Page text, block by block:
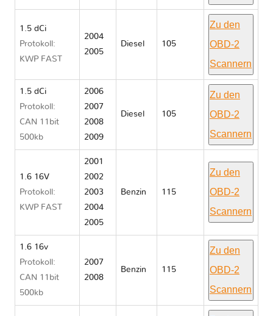
1.5 dCi
Protokoll:
KWP FAST
2004
2005
Diesel 105
Zu den
OBD-2
Scannern
1.5 dCi
Protokoll:
CAN 11bit
500kb
2006
2007
2008
2009
Diesel 105
Zu den
OBD-2
Scannern
1.6 16V
Protokoll:
KWP FAST
2001
2002
2003
2004
2005
Benzin 115
Zu den
OBD-2
Scannern
1.6 16v
Protokoll:
CAN 11bit
500kb
2007
2008
Benzin 115
Zu den
OBD-2
Scannern